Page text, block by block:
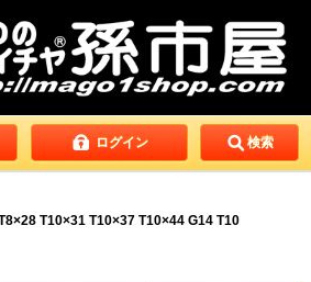
ログイン 検索
T10×31 T10×37 T10×44 G14 T10